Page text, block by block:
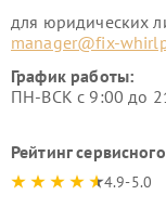
для юридических
manager@fix-
График работы:
ПН-ВСК с 9:00 до
Рейтинг
4.9-5.0